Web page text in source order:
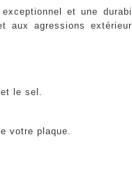
exceptionnel et une
aux agressions
le sel.
votre plaque.